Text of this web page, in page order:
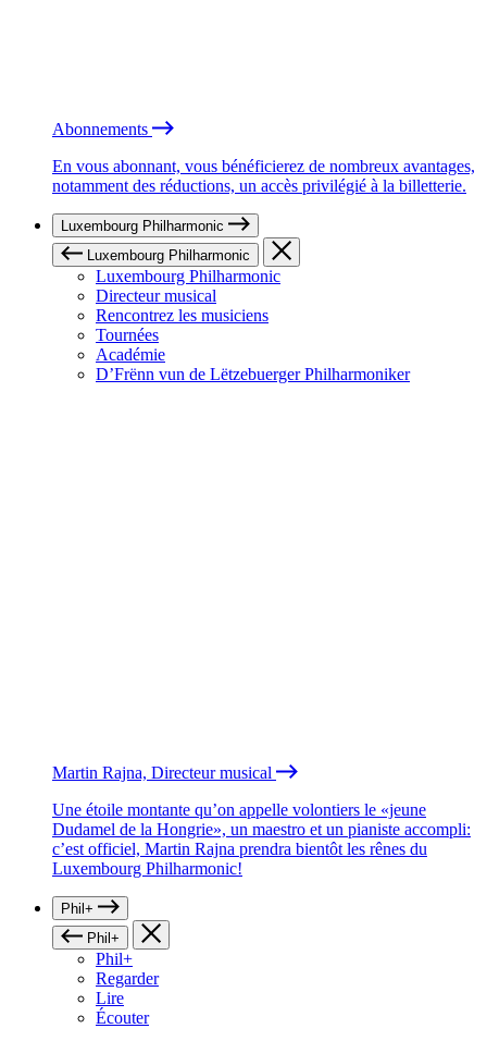
Abonnements
En vous abonnant, vous bénéficierez de nombreux avantages,
notamment des réductions, un accès privilégié à la billetterie.
Luxembourg Philharmonic
Luxembourg Philharmonic
Luxembourg Philharmonic
Directeur musical
Rencontrez les musiciens
Tournées
Académie
D’Frënn vun de Lëtzebuerger Philharmoniker
Martin Rajna, Directeur musical
Une étoile montante qu’on appelle volontiers le «jeune
Dudamel de la Hongrie», un maestro et un pianiste accompli:
c’est officiel, Martin Rajna prendra bientôt les rênes du
Luxembourg Philharmonic!
Phil+
Phil+
Phil+
Regarder
Lire
Écouter